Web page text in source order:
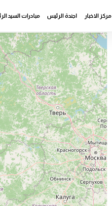
مركز الاخبار اجندة الرئيس مبادرات السيد